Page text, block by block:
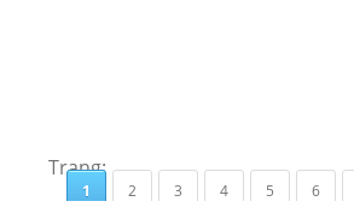
Trang:
1 2 3 4 5 6